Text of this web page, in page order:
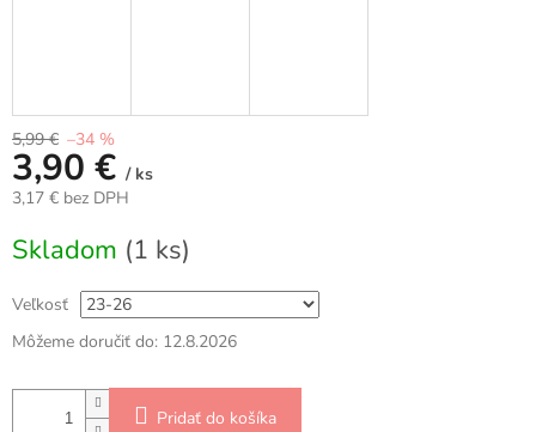
5,99 € –34 %
3,90 € / ks
3,17 € bez DPH
cena:
Skladom (1 ks)
Veľkosť
Môžeme doručiť do: 12.8.2026
Pridať do košíka